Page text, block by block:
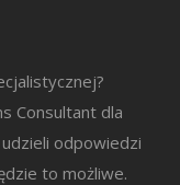
co
i wymusza
przyczyn
Consultant dla
odpowiedzi
to możliwe.